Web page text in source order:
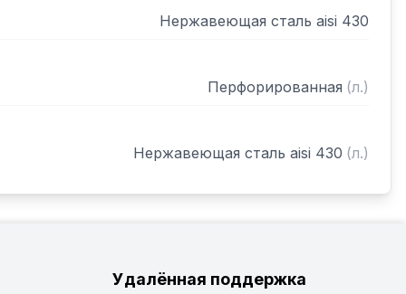
Нержавеющая сталь aisi 430
Перфорированная (л.)
Нержавеющая сталь aisi 430 (л.)
Удалённая поддержка